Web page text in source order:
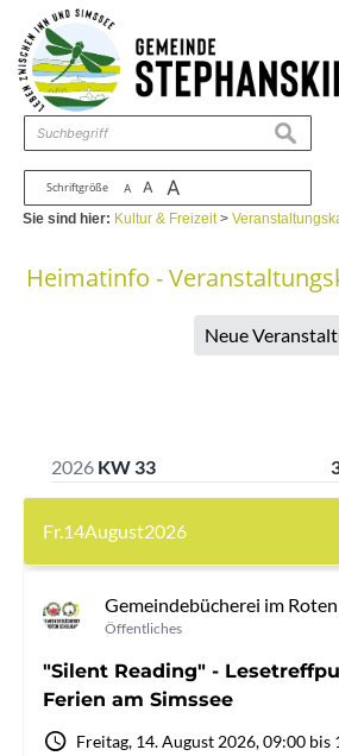
Zum Inhalt ,zur Navigation
Schriftgröße A A A
suchen
Sie sind hier: Kultur & Freizeit>
Heimatinfo -